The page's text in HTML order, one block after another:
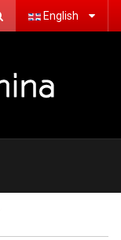
English